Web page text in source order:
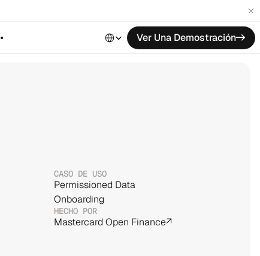
Select LanguageVer Una Demostración->
CASO DE USO
Permissioned Data
Onboarding
HECHO POR
Mastercard Open Finance↗